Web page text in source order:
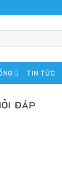
TIN TỨC
ĐÁP